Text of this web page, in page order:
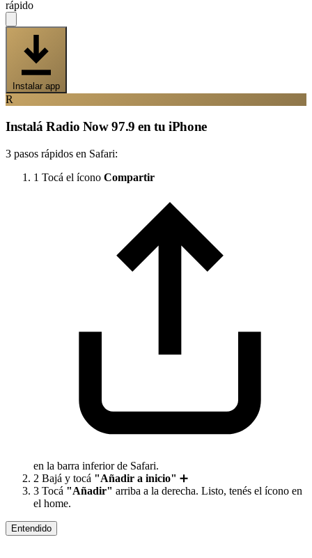
rápido
Instalar app
R
Instalá Radio Now 97.9 en tu iPhone
3 pasos rápidos en Safari:
1 Tocá el ícono Compartir
en la barra inferior de Safari.
2 Bajá y tocá "Añadir a inicio" ➕
3 Tocá "Añadir" arriba a la derecha. Listo, tenés el ícono en
el home.
Entendido